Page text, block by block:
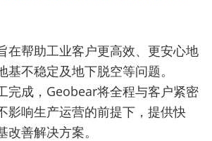
在帮助工业客户更高效、更安心地
基不稳定及地下脱空等问题。
完成，Geobear将全程与客户紧密
影响生产运营的前提下，提供快
善解决方案。